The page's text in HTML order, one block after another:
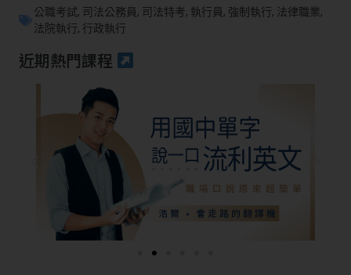
公職考試, 司法公務員, 司法特考, 執行員, 強制執行, 法律職業,
法院執行, 行政執行
近期熱門課程